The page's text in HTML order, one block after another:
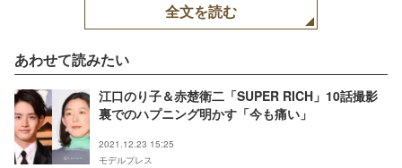
全文を読む
あわせて読みたい
江口のり子＆赤楚衛二「SUPER RICH」10話撮影
裏でのハプニング明かす「今も痛い」
2021.12.23 15:25
モデルプレス